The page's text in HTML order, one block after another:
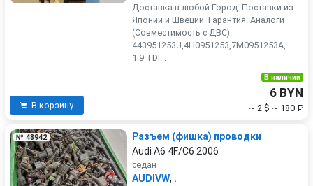
Доставка в любой Город. Поставки из
Японии и Швеции. Гарантия. Аналоги
(Совместимость с ДВС):
443951253J,4H0951253,7M0951253A, .
1.9 TDI. .
В корзину
В наличии
6 BYN
~ 2 $ ~ 180 ₽
№ 48942
Разъем (фишка) проводки
Audi A6 4F/C6 2006
седан
AUDIVW, .